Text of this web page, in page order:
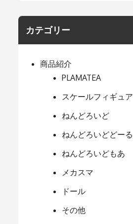
カテゴリー
商品紹介
PLAMATEA
スケールフィギュア
ねんどろいど
ねんどろいどどーる
ねんどろいどもあ
メカスマ
ドール
その他